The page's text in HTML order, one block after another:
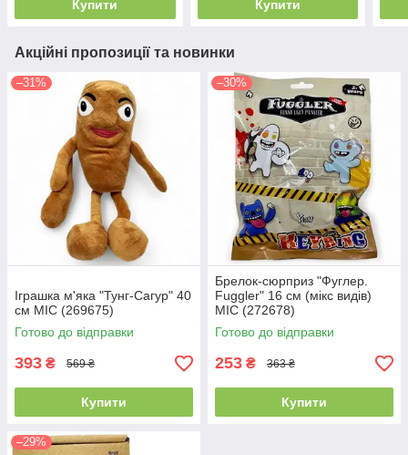
Купити Купити
Акційні пропозиції та новинки
–31%
Іграшка м'яка "Тунг-Сагур" 40
см MIC (269675)
Готово до відправки
393 ₴ 569 ₴
Купити
–30%
Брелок-сюрприз "Фуглер.
Fuggler" 16 см (мікс видів)
MIC (272678)
Готово до відправки
253 ₴ 363 ₴
Купити
–29%